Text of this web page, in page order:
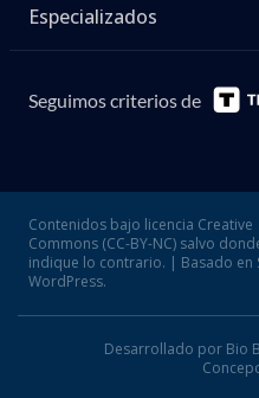
Especializados
Seguimos criterios de
Contenidos bajo licencia Creative
Commons (CC-BY-NC) salvo
indique lo contrario. | Basado en
WordPress.
Desarrollado por Bio